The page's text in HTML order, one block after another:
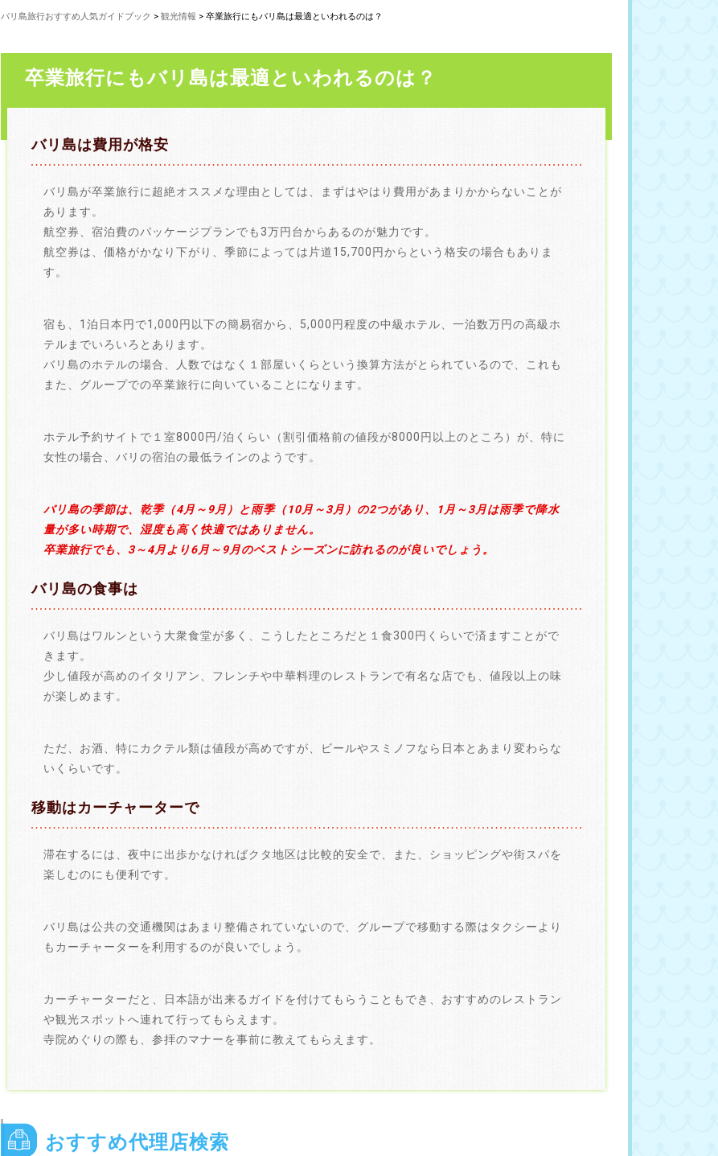
バリ島旅行おすすめ人気ガイドブック > 観光情報 > 卒業旅行にもバリ島は最適といわれるのは？
卒業旅行にもバリ島は最適といわれるのは？
バリ島は費用が格安
バリ島が卒業旅行に超絶オススメな理由としては、まずはやはり費用があまりかからないことが
あります。
航空券、宿泊費のパッケージプランでも3万円台からあるのが魅力です。
航空券は、価格がかなり下がり、季節によっては片道15,700円からという格安の場合もありま
す。
宿も、1泊日本円で1,000円以下の簡易宿から、5,000円程度の中級ホテル、一泊数万円の高級ホ
テルまでいろいろとあります。
バリ島のホテルの場合、人数ではなく１部屋いくらという換算方法がとられているので、これも
また、グループでの卒業旅行に向いていることになります。
ホテル予約サイトで１室8000円/泊くらい（割引価格前の値段が8000円以上のところ）が、特に
女性の場合、バリの宿泊の最低ラインのようです。
バリ島の季節は、乾季（4月～9月）と雨季（10月～3月）の2つがあり、1月～3月は雨季で降水
量が多い時期で、湿度も高く快適ではありません。
卒業旅行でも、3～4月より6月～9月のベストシーズンに訪れるのが良いでしょう。
バリ島の食事は
バリ島はワルンという大衆食堂が多く、こうしたところだと１食300円くらいで済ますことがで
きます。
少し値段が高めのイタリアン、フレンチや中華料理のレストランで有名な店でも、値段以上の味
が楽しめます。
ただ、お酒、特にカクテル類は値段が高めですが、ビールやスミノフなら日本とあまり変わらな
いくらいです。
移動はカーチャーターで
滞在するには、夜中に出歩かなければクタ地区は比較的安全で、また、ショッピングや街スパを
楽しむのにも便利です。
バリ島は公共の交通機関はあまり整備されていないので、グループで移動する際はタクシーより
もカーチャーターを利用するのが良いでしょう。
カーチャーターだと、日本語が出来るガイドを付けてもらうこともでき、おすすめのレストラン
や観光スポットへ連れて行ってもらえます。
寺院めぐりの際も、参拝のマナーを事前に教えてもらえます。
おすすめ代理店検索